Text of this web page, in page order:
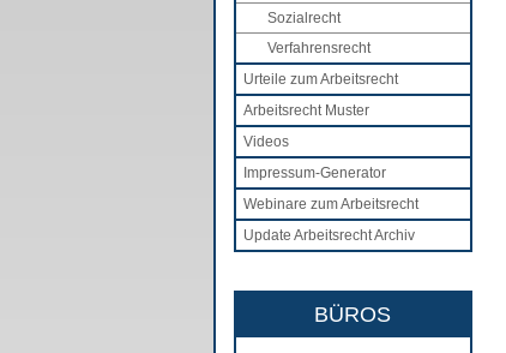
Sozialrecht
Verfahrensrecht
Urteile zum Arbeitsrecht
Arbeitsrecht Muster
Videos
Impressum-Generator
Webinare zum Arbeitsrecht
Update Arbeitsrecht Archiv
BÜROS